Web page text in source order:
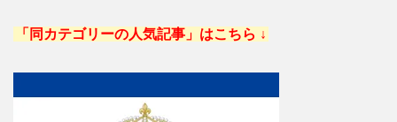
「同カテゴリーの人気記事」はこちら ↓